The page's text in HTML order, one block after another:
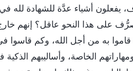
يفعلون أشياء عدَّة للشهادة لله
على هذا النحو عاقل؟ إنهم خارج
به من أجل الله، وكم قاسوا
الخاصة، وأساليبهم الذكية